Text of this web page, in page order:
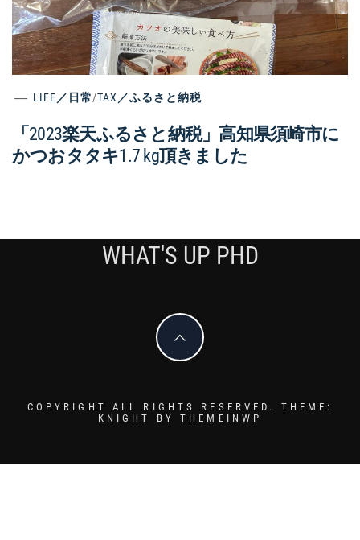
LIFE／日常/TAX／ふるさと納税
「2023楽天ふるさと納税」高知県須崎市に
かつおタタキ1.7 kg頂きました
WHAT'S UP PHD
COPYRIGHT ALL RIGHTS RESERVED. THEME:
KNIGHT BYTHEMEINWP